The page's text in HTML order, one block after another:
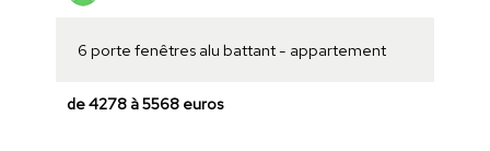
6 porte fenêtres alu battant - appartement
de 4278 à 5568 euros